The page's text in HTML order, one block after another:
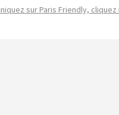
sur Paris Friendly, cliquez